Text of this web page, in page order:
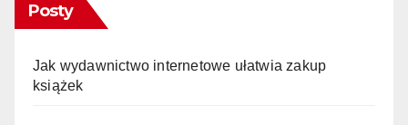
Posty
Jak wydawnictwo internetowe ułatwia zakup
książek